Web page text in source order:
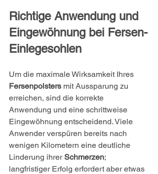
Richtige Anwendung und
Eingewöhnung bei Fersen-
Einlegesohlen
Um die maximale Wirksamkeit Ihres
Fersenpolsters mit Aussparung zu
erreichen, sind die korrekte
Anwendung und eine schrittweise
Eingewöhnung entscheidend. Viele
Anwender verspüren bereits nach
wenigen Kilometern eine deutliche
Linderung ihrer Schmerzen;
langfristiger Erfolg erfordert aber etwas